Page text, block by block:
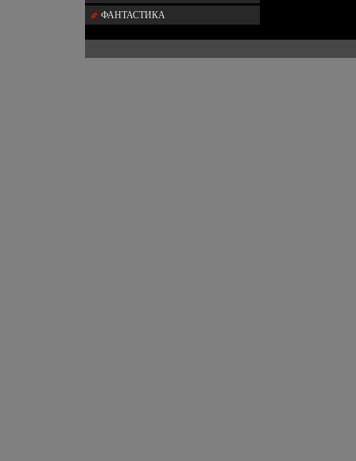
ФАНТАСТИКА